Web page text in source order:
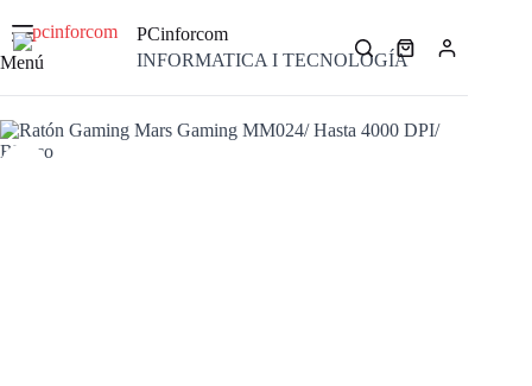
contenido
Menú
PCinforcom
INFORMATICA I TECNOLOGÍACarro
compra